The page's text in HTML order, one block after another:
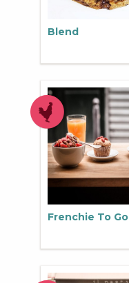
Blend
Frenchie To Go